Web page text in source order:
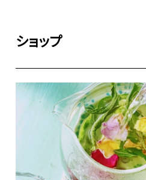
ショップ